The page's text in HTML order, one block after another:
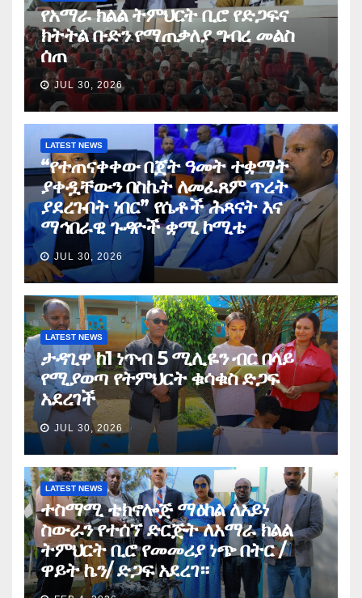
የአማራ ክልል ትምህርት ቢሮ የድጋፍና
ክትትል ቡድን የማጠቃለያ ግብረ መልስ
ሰጠ
JUL 30, 2026
LATEST NEWS
“የተጠናቀቀው በጀት ዓመት ተቋማት
ያቀዷቸውን በስኬት ለመፈጸም ጥረት
ያደረጉበት ነበር” የሴቶች ሕጻናት እና
ማኅበራዊ ጉዳዮች ቋሚ ኮሚቴ
JUL 30, 2026
LATEST NEWS
ታዳጊዋ ከ1 ነጥብ 5 ሚሊዬን ብር በላይ
የሚያወጣ የትምህርት ቁሳቁስ ድጋፍ
አደረገች
JUL 30, 2026
LATEST NEWS
ተስማሚ ቴክኖሎጅ ማዕከል ለአይነ
ስውራን የተሰኘ ድርጅት ለአማራ ክልል
ትምህርት ቢሮ የመመሪያ ነጭ በትር /
ዋይት ኬን/ ድጋፍ አደረገ።